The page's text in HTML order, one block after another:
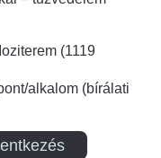
(1119
alkalom (bírálati